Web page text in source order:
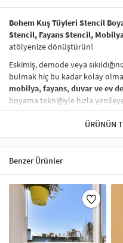
Bohem Kuş Tüyleri Stencil
Stencil, Fayans Stencil,
atölyenize dönüştürün!
Eskimiş, demode veya
bulmak hiç bu kadar kolay
mobilya, fayans, duvar ve ev
boyama tekniğiyle hızla
onlaramodern bir hava katmak
zorunda değil! Stencil
şekildedesen uygulamanızı
kumaşlarınızın görünümünü
Çocuğunuzun dolabına, mutfak
kumaşlara bile bant
boyama yapabilirsiniz. Evinizi,
boyama seti ile yaratıcı
dekorasyonu
sevenler için
ve etkili bir aktivitedir.
ÜRÜNÜN
Benzer Ürünler